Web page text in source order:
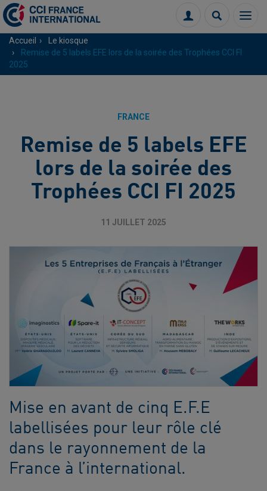
Menu
Connexion
Accueil
Le kiosque
Remise de 5 labels EFE lors de la soirée des Trophées CCI FI
2025
FRANCE
Remise de 5 labels EFE
lors de la soirée des
Trophées CCI FI 2025
11 JUILLET 2025
Mise en avant de cinq E.F.E
labellisées pour leur rôle clé
dans le rayonnement de la
France à l’international.